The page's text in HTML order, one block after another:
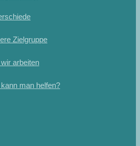
Zielgruppe
arbeiten
man helfen?